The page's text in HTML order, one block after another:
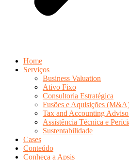
Home
Serviços
Business Valuation
Ativo Fixo
Consultoria Estratégica
Fusões e Aquisições
Tax and Accounting
Assistência Técnica e
Sustentabilidade
Cases
Conteúdo
Conheça a Apsis